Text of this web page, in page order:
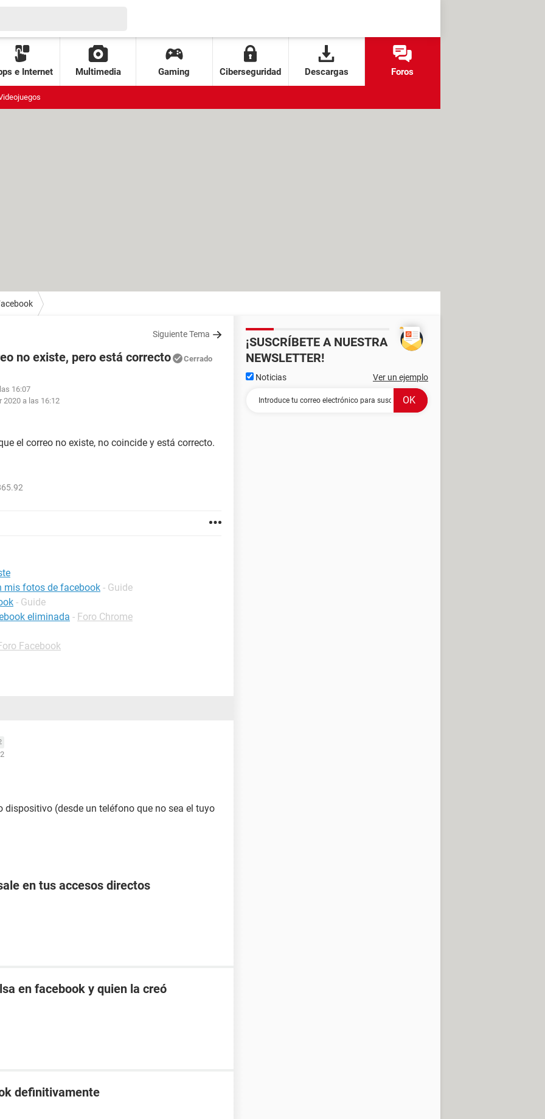
e Internet Multimedia Gaming Ciberseguridad Descargas Foros
Siguiente Tema
no existe, pero está correcto Cerrado
16:07
2020 a las 16:12
el correo no existe, no coincide y está correcto.
mis fotos de facebook - Guide
- Guide
eliminada - Foro Chrome
Facebook
dispositivo (desde un teléfono que no sea el tuyo
en tus accesos directos
en facebook y quien la creó
definitivamente
¡SUSCRÍBETE A NUESTRA
NEWSLETTER!
Noticias Ver un ejemplo